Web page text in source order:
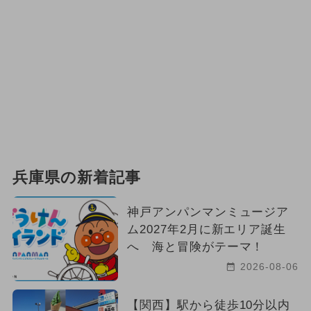
兵庫県の新着記事
神戸アンパンマンミュージア
ム2027年2月に新エリア誕生
へ 海と冒険がテーマ！
2026-08-06
【関西】駅から徒歩10分以内